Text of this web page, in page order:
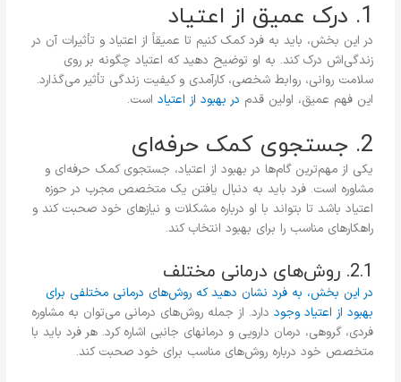
1. درک عمیق از اعتیاد
در این بخش، باید به فرد کمک کنیم تا عمیقاً از اعتیاد و تأثیرات آن در
زندگی‌اش درک کند. به او توضیح دهید که اعتیاد چگونه بر روی
سلامت روانی، روابط شخصی، کارآمدی و کیفیت زندگی تأثیر می‌گذارد.
این فهم عمیق، اولین قدم در بهبود از اعتیاد است.
2. جستجوی کمک حرفه‌ای
یکی از مهم‌ترین گام‌ها در بهبود از اعتیاد، جستجوی کمک حرفه‌ای و
مشاوره است. فرد باید به دنبال یافتن یک متخصص مجرب در حوزه
اعتیاد باشد تا بتواند با او درباره مشکلات و نیازهای خود صحبت کند و
راهکارهای مناسب را برای بهبود انتخاب کند.
2.1. روش‌های درمانی مختلف
در این بخش، به فرد نشان دهید که روش‌های درمانی مختلفی برای
بهبود از اعتیاد وجود دارد. از جمله روش‌های درمانی می‌توان به مشاوره
فردی، گروهی، درمان دارویی و درمانهای جانبی اشاره کرد. هر فرد باید با
متخصص خود درباره روش‌های مناسب برای خود صحبت کند.